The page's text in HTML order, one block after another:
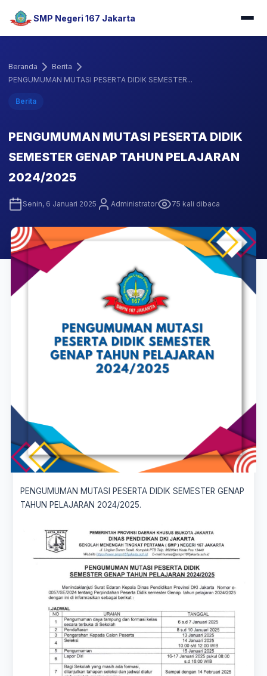
SMP Negeri 167 Jakarta
Beranda
Berita
PENGUMUMAN MUTASI PESERTA DIDIK SEMESTER...
Berita
PENGUMUMAN MUTASI PESERTA DIDIK
SEMESTER GENAP TAHUN PELAJARAN
2024/2025
Senin, 6 Januari 2025 Administrator 75 kali dibaca
PENGUMUMAN MUTASI PESERTA DIDIK SEMESTER GENAP
TAHUN PELAJARAN 2024/2025.